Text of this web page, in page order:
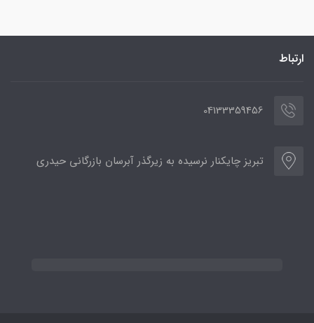
ارتباط
04133359456
تبریز چایکنار نرسیده به زیرگذر آبرسان بازرگانی حیدری